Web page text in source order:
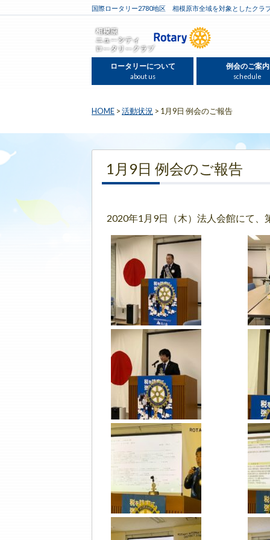
国際ロータリー2780地区 相模原市全域を対象としたクラ
ロータリーについて
about us
例会のご案内
schedule
HOME >活動状況 > 1月9日 例会のご報告
1月9日 例会のご報告
2020年1月9日（木）法人会館にて